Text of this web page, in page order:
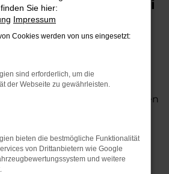
für Rotenburg bei
Wahl für alle in
und modernes
seiner erstklassigen
Laufleistung und der
ist dieser Gebrauchtwagen
Alternative zum Neuwagen,
Qualität verzichten zu
oder für längere
durch Fahrkomfort,
Sie hier:
Impressum
Cookies werden von uns eingesetzt:
sind erforderlich, um die
der Webseite zu gewährleisten.
bieten die bestmögliche Funktionalität
von Drittanbietern wie Google
und weitere